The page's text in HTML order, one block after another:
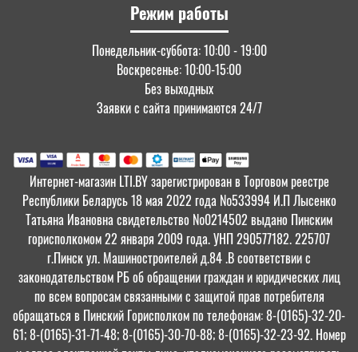
Режим работы
Понедельник-суббота: 10:00 - 19:00
Воскресенье: 10:00-15:00
Без выходных
Заявки с сайта принимаются 24/7
Интернет-магазин LTI.BY зарегистрирован в Торговом реестре
Республики Беларусь 18 мая 2022 года №533994 И.П Лысенко
Татьяна Ивановна свидетельство №0214502 выдано Пинским
горисполкомом 22 января 2009 года. УНП 290577182. 225707
г.Пинск ул. Машиностроителей д.84 .В соответствии с
законодательством РБ об обращении граждан и юридических лиц
по всем вопросам связанными с защитой прав потребителя
обращаться в Пинский Горисполком по телефонам: 8-(0165)-32-20-
61; 8-(0165)-31-71-48; 8-(0165)-30-70-88; 8-(0165)-32-23-92. Номер